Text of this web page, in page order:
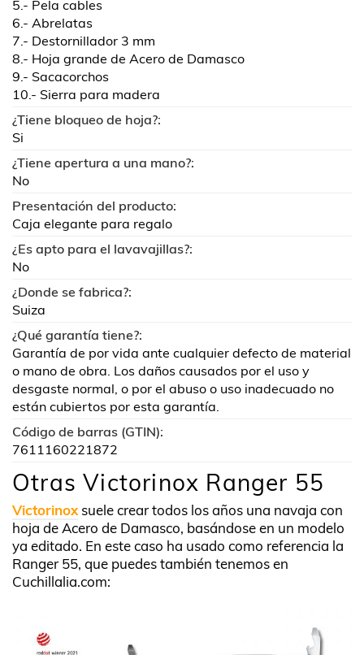
5.- Pela cables
6.- Abrelatas
7.- Destornillador 3 mm
8.- Hoja grande de Acero de Damasco
9.- Sacacorchos
10.- Sierra para madera
¿Tiene bloqueo de hoja?:
Si
¿Tiene apertura a una mano?:
No
Presentación del producto:
Caja elegante para regalo
¿Es apto para el lavavajillas?:
No
¿Donde se fabrica?:
Suiza
¿Qué garantía tiene?:
Garantía de por vida ante cualquier defecto de material
o mano de obra. Los daños causados por el uso y
desgaste normal, o por el abuso o uso inadecuado no
están cubiertos por esta garantía.
Código de barras (GTIN):
7611160221872
Otras Victorinox Ranger 55
Victorinoxsuele crear todos los años una navaja con
hoja de Acero de Damasco, basándose en un modelo
ya editado. En este caso ha usado como referencia la
Ranger 55, que puedes también tenemos en
Cuchillalia.com: